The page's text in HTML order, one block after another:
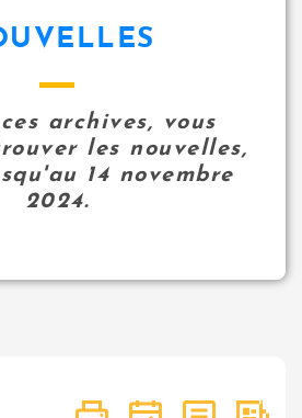
archives, vous
les nouvelles,
14 novembre
2024.